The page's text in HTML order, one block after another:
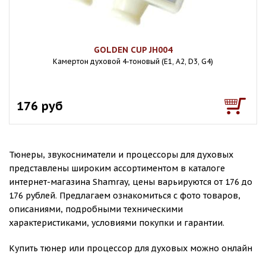
GOLDEN CUP JH004
Камертон духовой 4-тоновый (E1, A2, D3, G4)
176 руб
Тюнеры, звукосниматели и процессоры для духовых
представлены широким ассортиментом в каталоге
интернет-магазина Shamray, цены варьируются от 176 до
176 рублей. Предлагаем ознакомиться с фото товаров,
описаниями, подробными техническими
характеристиками, условиями покупки и гарантии.
Купить тюнер или процессор для духовых можно онлайн